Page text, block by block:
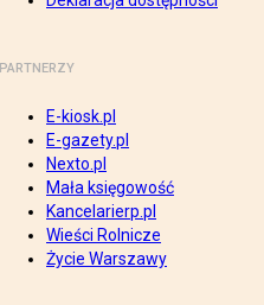
PARTNERZY
E-kiosk.pl
E-gazety.pl
Nexto.pl
Mała księgowość
Kancelarierp.pl
Wieści Rolnicze
Życie Warszawy